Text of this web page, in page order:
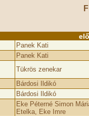
Panek Kati
Panek Kati
Tükrös zenekar
Bárdosi Ildikó
Bárdosi Ildikó
Eke Péterné Simon
Etelka, Eke Imre